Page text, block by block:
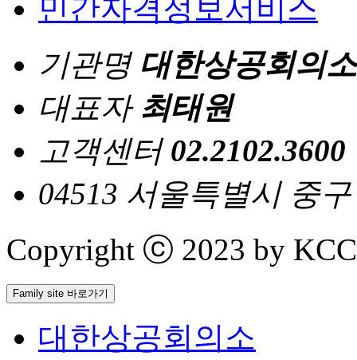
민간자격정보서비스
기관명 대한상공회의소
대표자 최태원
고객센터 02.2102.3600
04513 서울특별시 중
Copyright ⓒ 2023 by
Family site 바로가기
대한상공회의소